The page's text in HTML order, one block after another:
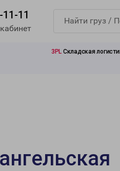
11
3PL Складская